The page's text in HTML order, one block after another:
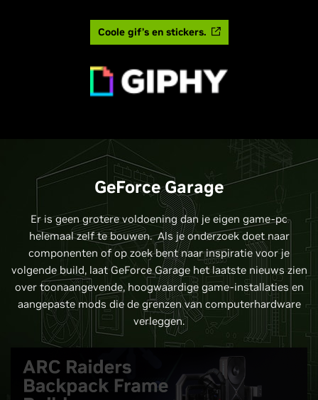
Coole gif’s en stickers.
GeForce Garage
Er is geen grotere voldoening dan je eigen game-pc
helemaal zelf te bouwen. Als je onderzoek doet naar
componenten of op zoek bent naar inspiratie voor je
volgende build, laat GeForce Garage het laatste nieuws zien
over toonaangevende, hoogwaardige game-installaties en
aangepaste mods die de grenzen van computerhardware
verleggen.